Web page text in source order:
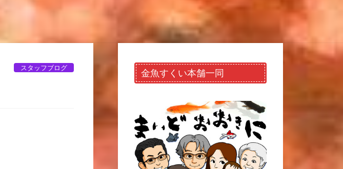
スタッフブログ
金魚すくい本舗一同